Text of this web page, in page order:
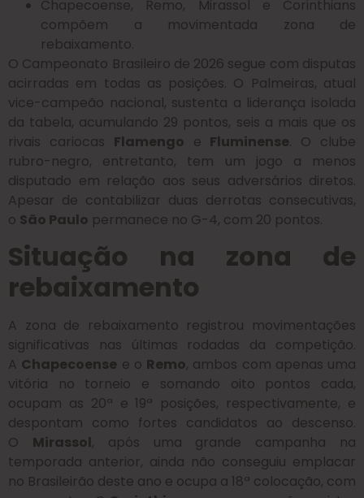
Chapecoense, Remo, Mirassol e Corinthians
compõem a movimentada zona de
rebaixamento.
O Campeonato Brasileiro de 2026 segue com disputas
acirradas em todas as posições. O Palmeiras, atual
vice-campeão nacional, sustenta a liderança isolada
da tabela, acumulando 29 pontos, seis a mais que os
rivais cariocas Flamengo e Fluminense. O clube
rubro-negro, entretanto, tem um jogo a menos
disputado em relação aos seus adversários diretos.
Apesar de contabilizar duas derrotas consecutivas,
o São Paulo permanece no G-4, com 20 pontos.
Situação na zona de
rebaixamento
A zona de rebaixamento registrou movimentações
significativas nas últimas rodadas da competição.
A Chapecoense e o Remo, ambos com apenas uma
vitória no torneio e somando oito pontos cada,
ocupam as 20ª e 19ª posições, respectivamente, e
despontam como fortes candidatos ao descenso.
O Mirassol, após uma grande campanha na
temporada anterior, ainda não conseguiu emplacar
no Brasileirão deste ano e ocupa a 18ª colocação, com